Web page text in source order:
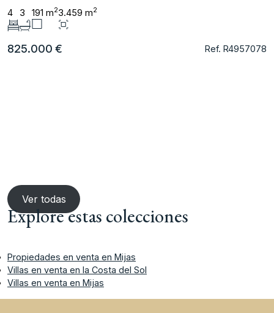
4 3 191 m23.459 m2
825.000 € Ref. R4957078
Ver todas
Explore estas colecciones
Propiedades en venta en Mijas
Villas en venta en la Costa del Sol
Villas en venta en Mijas